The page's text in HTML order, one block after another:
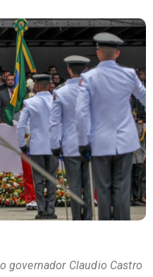
governador Claudio Castro